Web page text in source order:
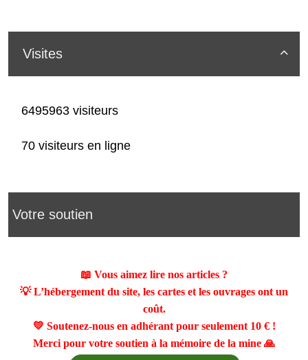

Visites
6495963 visiteurs
70 visiteurs en ligne
Votre soutien
📖 Vous aimez lire nos articles ?
💡 L’hébergement du site, les cartes et les ouvrages ont un
coût.
💛 Soutenez-nous en adhérant pour seulement 10 €!
Merci pour votre soutien à la mémoire de la mine 🙏